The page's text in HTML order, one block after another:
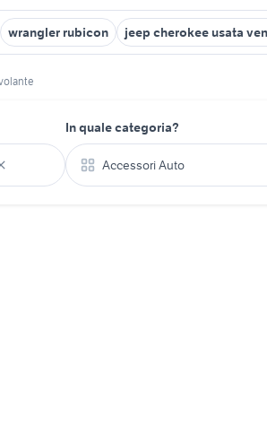
wrangler rubicon jeep cherokee usata
In quale categoria?
Accessori Auto